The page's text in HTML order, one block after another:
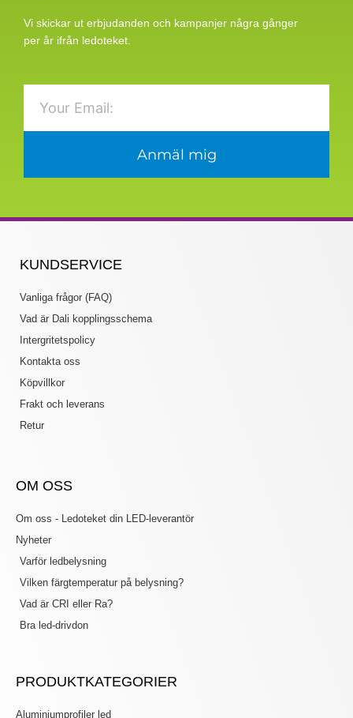
Vi skickar ut erbjudanden och kampanjer några gånger
per år ifrån ledoteket.
Anmäl mig
KUNDSERVICE
Vanliga frågor (FAQ)
Vad är Dali kopplingsschema
Intergritetspolicy
Kontakta oss
Köpvillkor
Frakt och leverans
Retur
OM OSS
Om oss - Ledoteket din LED-leverantör
Nyheter
Varför ledbelysning
Vilken färgtemperatur på belysning?
Vad är CRI eller Ra?
Bra led-drivdon
PRODUKTKATEGORIER
Aluminiumprofiler led